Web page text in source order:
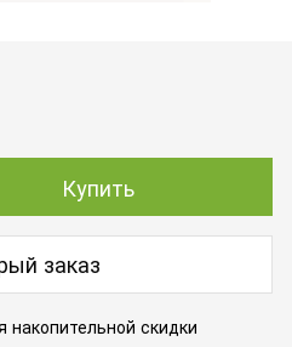
Купить
заказ
накопительной скидки